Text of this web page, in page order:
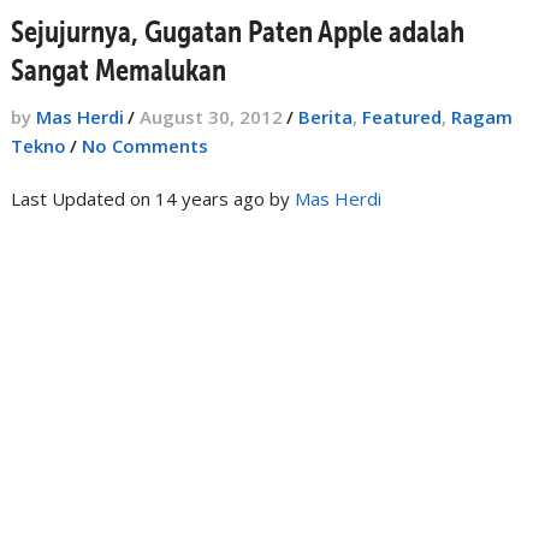
Sejujurnya, Gugatan Paten Apple adalah
Sangat Memalukan
by Mas Herdi / August 30, 2012 / Berita, Featured, Ragam
Tekno / No Comments
Last Updated on 14 years ago by Mas Herdi